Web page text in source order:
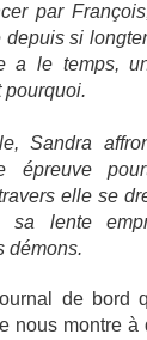
par
si
a le temps,
pourquoi.
Sandra
épreuve
elle se
sa lente
démons.
de bord
nous montre